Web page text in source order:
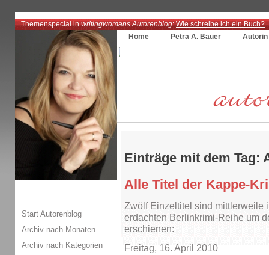
Themenspecial inwritingwomans Autorenblog:Wie schreibe ich ein Buch?
Home
Petra A. Bauer Autorin
Einträge mit dem Tag:
Alle Titel der Kappe-
Zwölf Einzeltitel sind mittlerweile
erdachten Berlinkrimi-Reihe um
erschienen:
Freitag, 16. April 2010
Start Autorenblog
Archiv nach Monaten
Archiv nach Kategorien